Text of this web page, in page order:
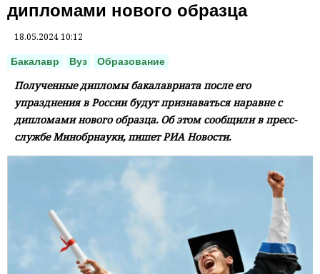
дипломами нового образца
18.05.2024 10:12
Бакалавр Вуз Образование
Полученные дипломы бакалавриата после его
упразднения в России будут признаваться наравне с
дипломами нового образца. Об этом сообщили в пресс-
службе Минобрнауки, пишет РИА Новости.